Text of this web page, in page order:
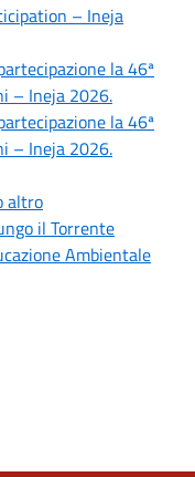
– Ineja
la 46ª
– Ineja 2026.
la 46ª
– Ineja 2026.
altro
il Torrente
Ambientale